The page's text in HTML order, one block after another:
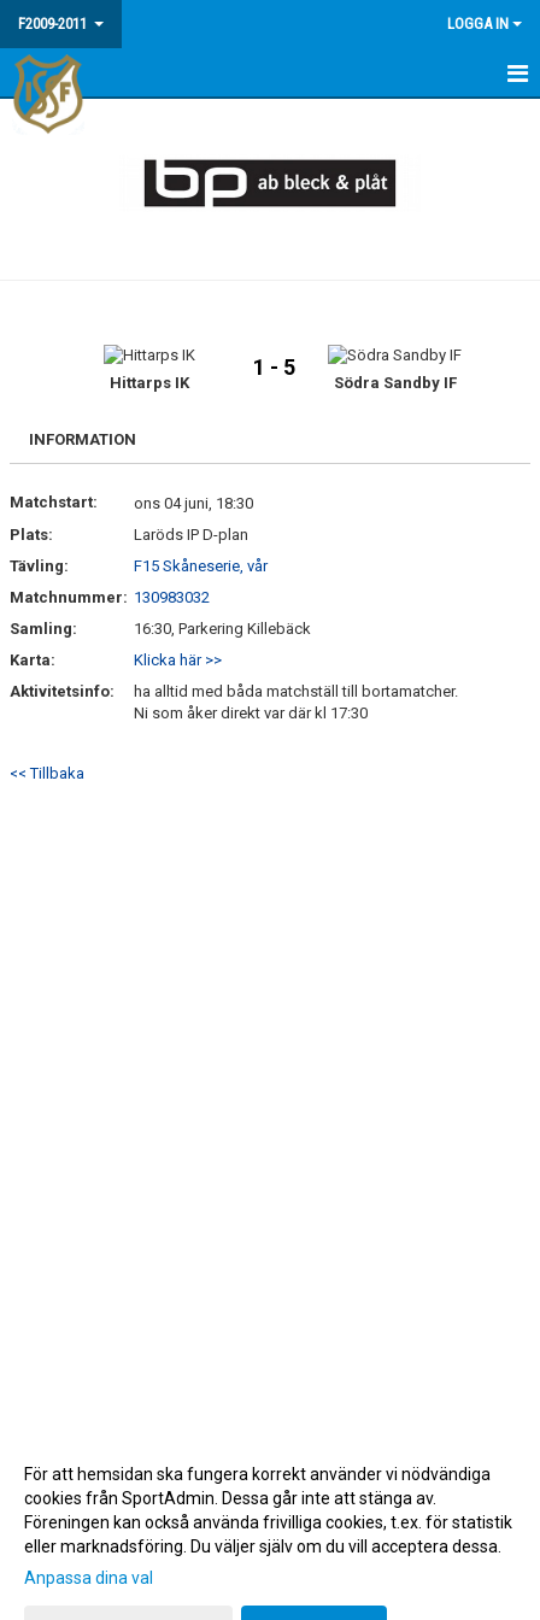
F2009-2011 LOGGA IN
HEM
Hittarps IK
1 - 5
Södra Sandby IF
INFORMATION
Matchstart:
ons 04 juni, 18:30
Plats:
Laröds IP D-plan
Tävling:
F15 Skåneserie, vår
Matchnummer: 130983032
Samling:
16:30, Parkering Killebäck
Karta:
Klicka här >>
Aktivitetsinfo:
ha alltid med båda matchställ till bortamatcher.
Ni som åker direkt var där kl 17:30
<< Tillbaka
Gå till Webbversion
För att hemsidan ska fungera korrekt använder vi nödvändiga
cookies från SportAdmin. Dessa går inte att stänga av.
Föreningen kan också använda frivilliga cookies, t.ex. för statistik
eller marknadsföring. Du väljer själv om du vill acceptera dessa.
Anpassa dina val